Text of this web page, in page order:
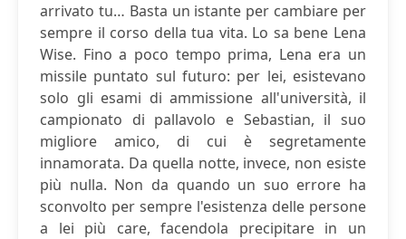
arrivato tu… Basta un istante per cambiare per
sempre il corso della tua vita. Lo sa bene Lena
Wise. Fino a poco tempo prima, Lena era un
missile puntato sul futuro: per lei, esistevano
solo gli esami di ammissione all'università, il
campionato di pallavolo e Sebastian, il suo
migliore amico, di cui è segretamente
innamorata. Da quella notte, invece, non esiste
più nulla. Non da quando un suo errore ha
sconvolto per sempre l'esistenza delle persone
a lei più care, facendola precipitare in un